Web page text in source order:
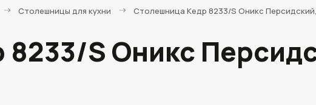
Cтолешницы для кухни Столешница Кедр 8233/S Оникс Персидский,
S Оникс